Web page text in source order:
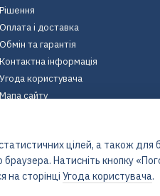
Рішення
Оплата і доставка
Обмін та гарантія
Контактна інформація
Угода користувача
Мапа сайту
цілей, а також для
Натисніть кнопку
сторінці Угода користувача.